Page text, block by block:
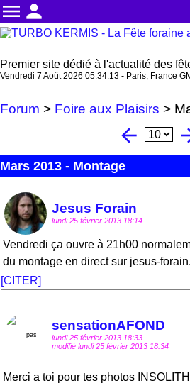
menu person
Premier site dédié à l'actualité des
Vendredi 7 Août 2026 05:34:14 - Paris, France
Forum > Foire aux Plaisirs >
arrow_back
Mars 2013 - Montage
Jesus Forain
lundi 25 février 2013 18:14
Vendredi ça ouvre à 21h00
du montage en direct sur jesus-
[CITER]
sensationAFOND
lundi 25 février 2013 18:33
modifié lundi 25 février 2013 18:34
Merci a toi pour tes photos